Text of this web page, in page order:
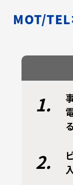
MOT/
1.
る
2.